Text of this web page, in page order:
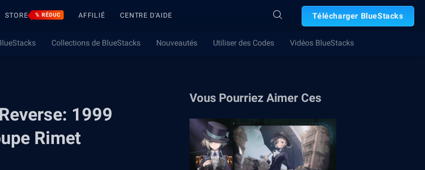
STORE % RÉDUC AFFILIÉ CENTRE D'AIDE Télécharger BlueStacks
Collections de BlueStacks Nouveautés Utiliser des Codes Vidéos BlueStacks
1999
Rimet
Vous Pourriez Aimer Ces